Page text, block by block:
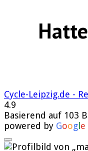
Cycle-Leipzig.de -
4.9
Basierend auf 103
powered by Goog e